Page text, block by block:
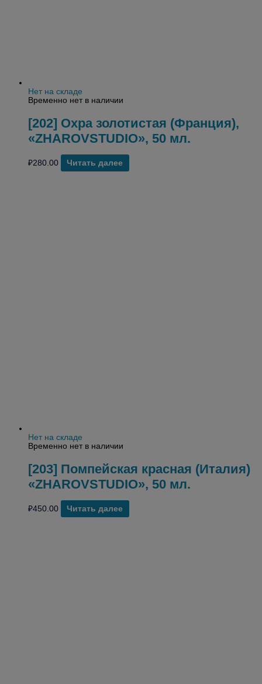
Нет на складе
Временно нет в наличии
[202] Охра золотистая (Франция),
«ZHAROVSTUDIO», 50 мл.
₽280.00 Читать далее
Нет на складе
Временно нет в наличии
[203] Помпейская красная (Италия)
«ZHAROVSTUDIO», 50 мл.
₽450.00 Читать далее